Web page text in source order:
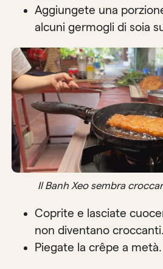
Aggiungete una
alcuni germogli di soia
Il Banh Xeo sembra
Coprite e lasciate
non diventano croccanti.
Piegate la crêpe a metà.